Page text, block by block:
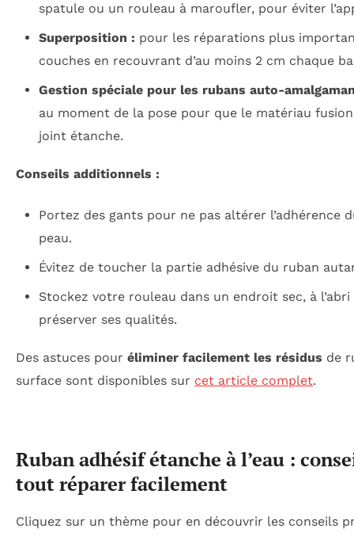
spatule ou un rouleau à maroufler, pour éviter
Superposition : pour les réparations plus
couches en recouvrant d’au moins 2 cm chaque
Gestion spéciale pour les rubans auto-
au moment de la pose pour que le matériau
joint étanche.
Conseils additionnels :
Portez des gants pour ne pas altérer l’adhérence
peau.
Évitez de toucher la partie adhésive du ruban
Stockez votre rouleau dans un endroit sec, à
préserver ses qualités.
Des astuces pour éliminer facilement les résidus de
surface sont disponibles sur cet article complet.
Ruban adhésif étanche à l’eau :
tout réparer facilement
Cliquez sur un thème pour en découvrir les conseils